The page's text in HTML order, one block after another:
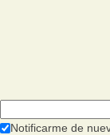
Notificarme de